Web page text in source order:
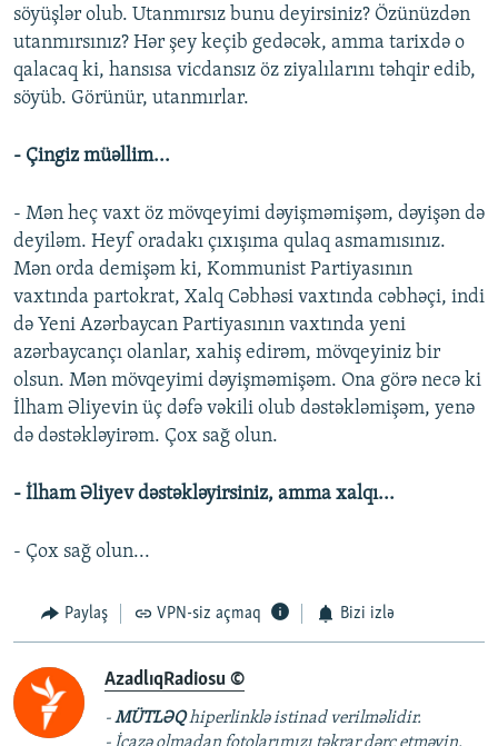
söyüşlər olub. Utanmırsız bunu deyirsiniz? Özünüzdən
utanmırsınız? Hər şey keçib gedəcək, amma tarixdə o
qalacaq ki, hansısa vicdansız öz ziyalılarını təhqir edib,
söyüb. Görünür, utanmırlar.
- Çingiz müəllim...
- Mən heç vaxt öz mövqeyimi dəyişməmişəm, dəyişən də
deyiləm. Heyf oradakı çıxışıma qulaq asmamısınız.
Mən orda demişəm ki, Kommunist Partiyasının
vaxtında partokrat, Xalq Cəbhəsi vaxtında cəbhəçi, indi
də Yeni Azərbaycan Partiyasının vaxtında yeni
azərbaycançı olanlar, xahiş edirəm, mövqeyiniz bir
olsun. Mən mövqeyimi dəyişməmişəm. Ona görə necə ki
İlham Əliyevin üç dəfə vəkili olub dəstəkləmişəm, yenə
də dəstəkləyirəm. Çox sağ olun.
- İlham Əliyev dəstəkləyirsiniz, amma xalqı...
- Çox sağ olun...
Paylaş VPN-siz açmaq Bizi izlə
AzadlıqRadiosu ©
-MÜTLƏQhiperlinklə istinad verilməlidir.